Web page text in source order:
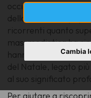
Cambia
occidentale, ma
della sensibilità
ricorrenti quanto
massmediatica ha
hanno contribuito a
del Natale, legato
al suo significato